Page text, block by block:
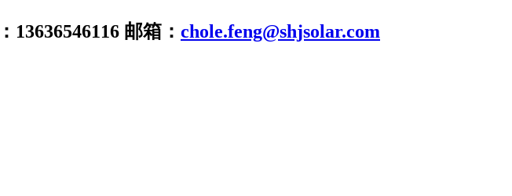
邮箱： chole.feng@shjsolar.com